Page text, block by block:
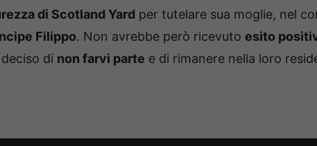
di Scotland Yard per tutelare sua moglie, nel
Filippo. Non avrebbe però ricevuto esito
di non farvi parte e di rimanere nella loro